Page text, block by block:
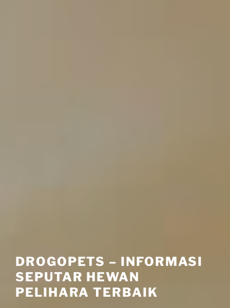
DROGOPETS – INFORMASI
SEPUTAR HEWAN
PELIHARA TERBAIK